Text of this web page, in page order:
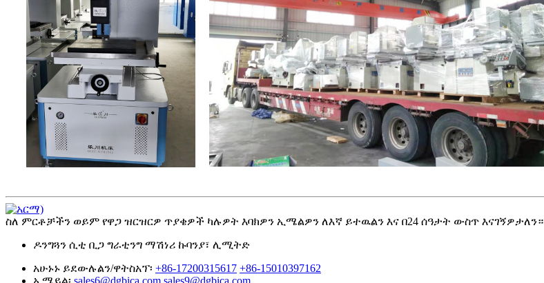
ስለ ምርቶቻችን ወይም የዋጋ ዝርዝርዎ ጥያቄዎች ካሉዎት እባክዎን ኢሜልዎን ለእኛ ይተዉልን እና በ24 ሰዓታት ውስጥ እናገኝዎታለን።
ዶንግጓን ሲቲ ቢጋ ግራቲንግ ማሽነሪ ኩባንያ፣ ሊሚትድ
አሁኑኑ ይደውሉልን/ዋትስአፕ፡ +86-17200315617 +86-15010397162
ኢሜይል፡ sales6@dgbica.com sales9@dgbica.com